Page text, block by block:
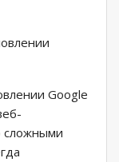
Google
сложными